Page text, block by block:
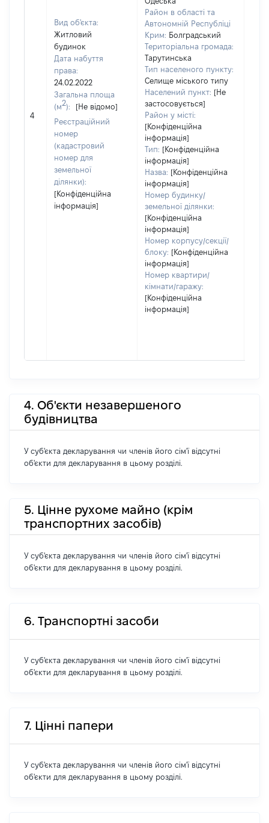
4
Вид об'єкта:
Житловий
будинок
Дата набуття
права:
24.02.2022
Загальна площа
(м2):
[Не відомо]
Реєстраційний
номер
(кадастровий
номер для
земельної
ділянки):
[Конфіденційна
інформація]
Район в області та
Автономній Республіці
Крим: Болградський
Територіальна громада:
Тарутинська
Тип населеного пункту:
Селище міського типу
Населений пункт: [Не
застосовується]
Район у місті:
[Конфіденційна
інформація]
Тип: [Конфіденційна
інформація]
Назва: [Конфіденційна
інформація]
Номер будинку/
земельної ділянки:
[Конфіденційна
інформація]
Номер корпусу/секції/
блоку: [Конфіденційна
інформація]
Номер квартири/
кімнати/гаражу:
[Конфіденційна
інформація]
4. Об'єкти незавершеного
будівництва
У суб'єкта декларування чи членів його сім'ї відсутні
об'єкти для декларування в цьому розділі.
5. Цінне рухоме майно (крім
транспортних засобів)
У суб'єкта декларування чи членів його сім'ї відсутні
об'єкти для декларування в цьому розділі.
6. Транспортні засоби
У суб'єкта декларування чи членів його сім'ї відсутні
об'єкти для декларування в цьому розділі.
7. Цінні папери
У суб'єкта декларування чи членів його сім'ї відсутні
об'єкти для декларування в цьому розділі.